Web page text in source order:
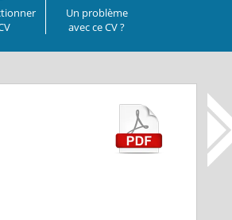
Un problème
avec ce CV ?